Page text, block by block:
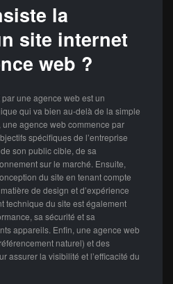
la
site internet
web ?
une agence web est un
qui va bien au-delà de la simple
agence web commence par
spécifiques de l’entreprise
son public cible, de sa
sur le marché. Ensuite,
du site en tenant compte
de design et d’expérience
technique du site est également
sa sécurité et sa
appareils. Enfin, une agence web
naturel) et des
assurer la visibilité et l’efficacité du